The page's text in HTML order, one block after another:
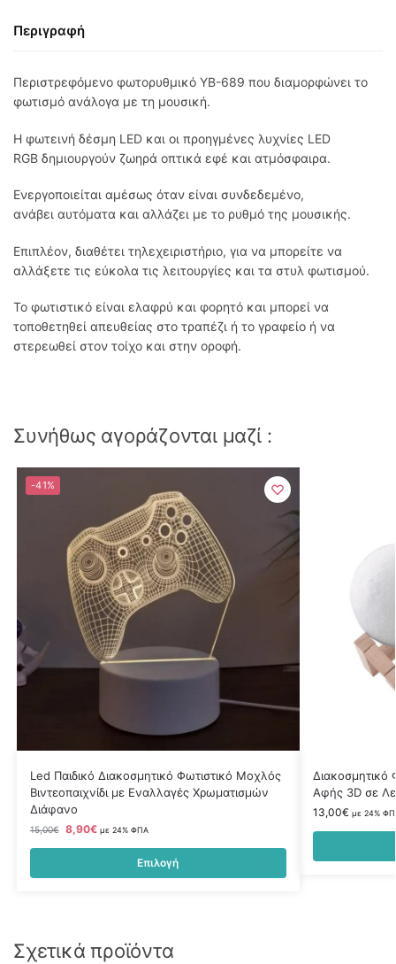
Περιγραφή
Περιστρεφόμενο φωτορυθμικό YB-689 που διαμορφώνει το
φωτισμό ανάλογα με τη μουσική.
Η φωτεινή δέσμη LED και οι προηγμένες λυχνίες LED
RGB δημιουργούν ζωηρά οπτικά εφέ και ατμόσφαιρα.
Ενεργοποιείται αμέσως όταν είναι συνδεδεμένο,
ανάβει αυτόματα και αλλάζει με το ρυθμό της μουσικής.
Επιπλέον, διαθέτει τηλεχειριστήριο, για να μπορείτε να
αλλάξετε τις εύκολα τις λειτουργίες και τα στυλ φωτισμού.
Το φωτιστικό είναι ελαφρύ και φορητό και μπορεί να
τοποθετηθεί απευθείας στο τραπέζι ή το γραφείο ή να
στερεωθεί στον τοίχο και στην οροφή.
Συνήθως αγοράζονται μαζί :
-41%
Led Παιδικό Διακοσμητικό Φωτιστικό Μοχλός
Βιντεοπαιχνίδι με Εναλλαγές Χρωματισμών
Διάφανο
15,00€ 8,90€ με 24% ΦΠΑ
Επιλογή
Διακοσμητικό
Αφής 3D σε
13,00€ με 24%
Σχετικά προϊόντα